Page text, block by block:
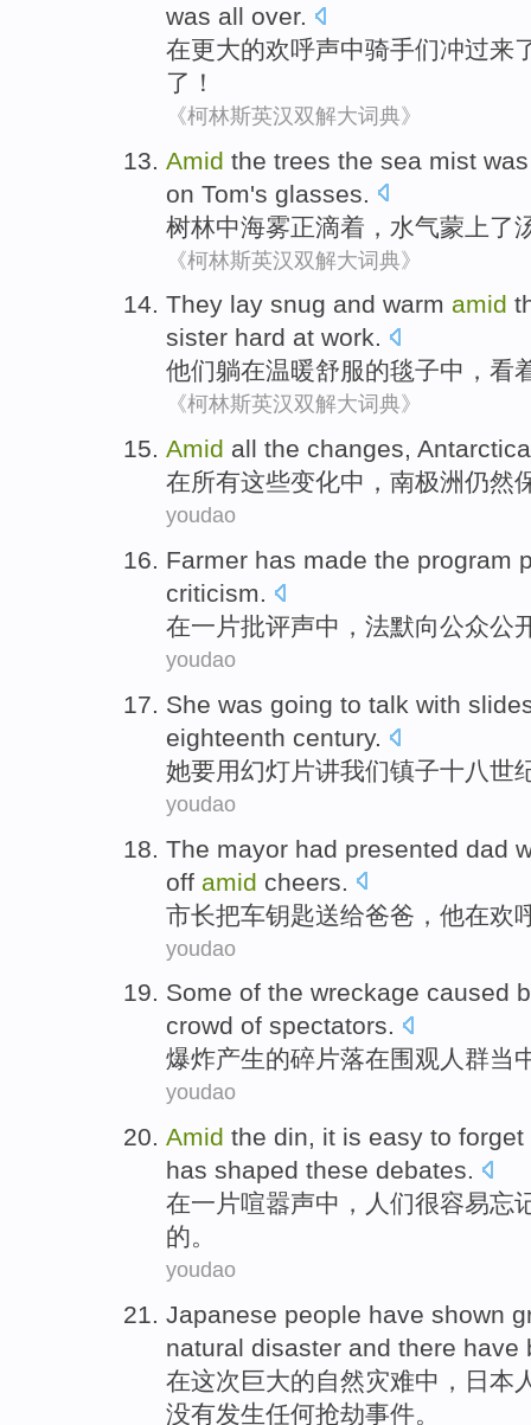
was all over.
在更大的欢呼声中骑手们冲过来
了！
《柯林斯英汉双解大词典》
Amid the trees the sea mist
on Tom's glasses
树林中海雾正滴着 ， 水气蒙上了
《柯林斯英汉双解大词典》
They lay snug and warm amid
sister hard at work.
他们躺在温暖舒服的毯子中， 看
《柯林斯英汉双解大词典》
Amid all the changes, Antarctica
在所有这些变化中， 南极洲仍然
youdao
Farmer has made the program
criticism.
在一片批评声中 ，法默向公众公
youdao
She was going to talk with
eighteenth century.
她要用幻灯片讲我们镇子十八世
youdao
The mayor had presented dad
off amid cheers.
市长把车钥匙送给爸爸 ， 他在欢
youdao
Some of the wreckage caused
crowd of spectators.
爆炸产生的碎片落在围观人群当
youdao
Amid the din, it is easy to forget
has shaped these debates.
在一片喧嚣声中 ， 人们很容易忘
的。
youdao
Japanese people have shown
natural disaster and there have
在这次 巨大的自然灾难中， 日本
没有发生任何抢劫事件。